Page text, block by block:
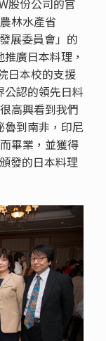
股份公司的官
林水產省
展委員會」的
廣日本料理，
日本校的支援
認的領先日料
高興看到我們
魯到南非，印尼
畢業，並獲得
發的日本料理